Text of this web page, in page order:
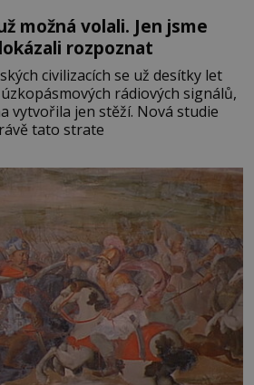
možná volali. Jen jsme
rozpoznat
civilizacích se už desítky let
rádiových signálů,
vytvořila jen stěží. Nová studie
tato strate